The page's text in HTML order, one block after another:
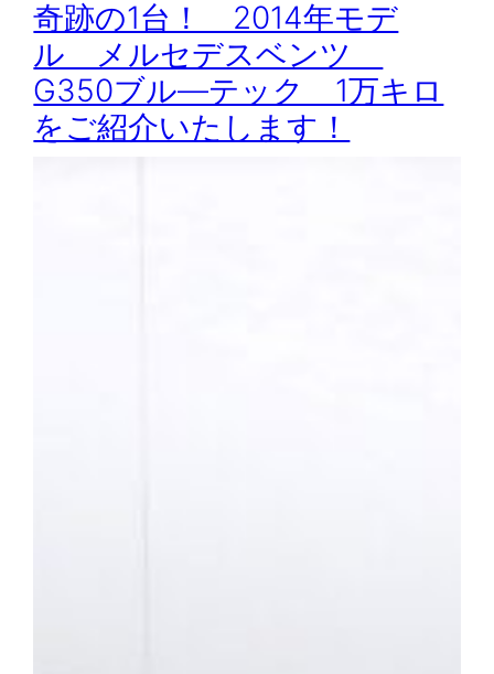
奇跡の1台！ 2014年モデ
ル メルセデスベンツ
G350ブル―テック 1万キロ
をご紹介いたします！